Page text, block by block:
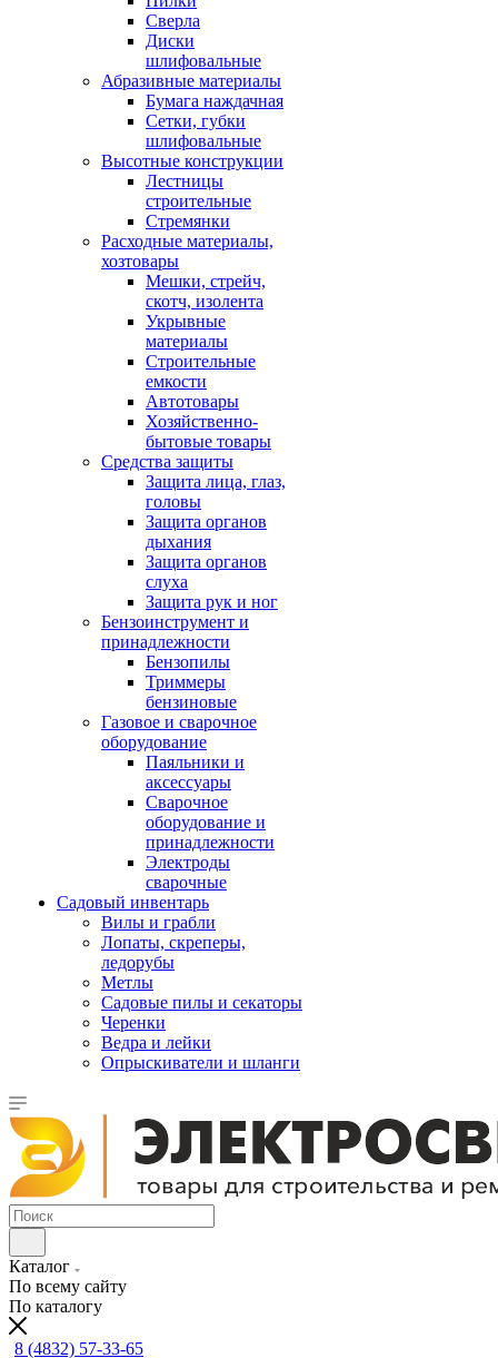
Сверла
Диски
шлифовальные
Абразивные материалы
Бумага наждачная
Сетки, губки
шлифовальные
Высотные конструкции
Лестницы
строительные
Стремянки
Расходные материалы,
хозтовары
Мешки, стрейч,
скотч, изолента
Укрывные
материалы
Строительные
емкости
Автотовары
Хозяйственно-
бытовые товары
Средства защиты
Защита лица, глаз,
головы
Защита органов
дыхания
Защита органов
слуха
Защита рук и ног
Бензоинструмент и
принадлежности
Бензопилы
Триммеры
бензиновые
Газовое и сварочное
оборудование
Паяльники и
аксессуары
Сварочное
оборудование и
принадлежности
Электроды
сварочные
Садовый инвентарь
Вилы и грабли
Лопаты, скреперы,
ледорубы
Метлы
Садовые пилы и секаторы
Черенки
Ведра и лейки
Опрыскиватели и шланги
Каталог
По всему сайту
По каталогу
8 (4832) 57-33-65